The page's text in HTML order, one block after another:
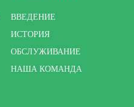
ВВЕДЕНИЕ
ИСТОРИЯ
ОБСЛУЖИВАНИЕ
НАША КОМАНДА